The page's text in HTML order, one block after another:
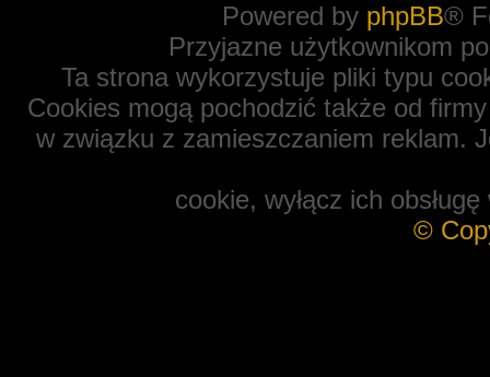
Powered by phpBB®
Przyjazne użytkownikom
Ta strona wykorzystuje pliki typu
Cookies mogą pochodzić także od
w związku z zamieszczaniem reklam.
cookie, wyłącz ich
©